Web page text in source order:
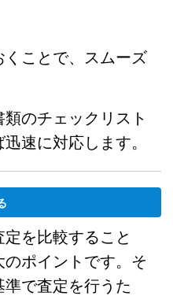
くことで、スムーズ
のチェックリスト
速に対応します。
を比較すること
ポイントです。そ
で査定を行うた